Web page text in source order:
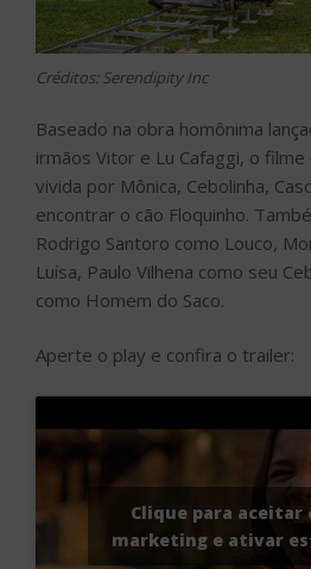
Créditos: Serendipity Inc
Baseado na obra homônima
irmãos Vitor e Lu Cafaggi, o
vivida por Mônica, Cebolinha,
encontrar o cão Floquinho.
Rodrigo Santoro como Louco,
Luísa, Paulo Vilhena como seu
como Homem do Saco.
Aperte o play e confira o trailer:
Clique para aceitar
marketing e ativar